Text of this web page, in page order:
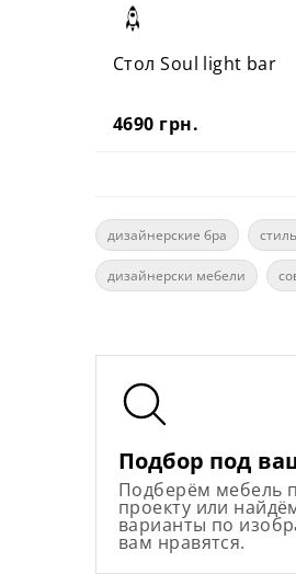
Стол Soul light bar
4690 грн.
дизайнерские бра
дизайнерски мебели
Подбор под
Подберём мебель
проекту или
варианты по
вам нравятся.